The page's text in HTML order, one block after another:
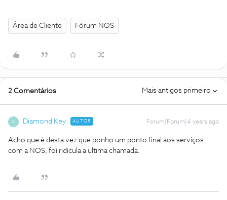
Área de Cliente Fórum NOS
2 Comentários Mais antigos primeiro
D Diamond Key AUTOR Forum|Forum|4 years ago
Acho que é desta vez que ponho um ponto final aos serviços
com a NOS, foi ridícula a ultima chamada.